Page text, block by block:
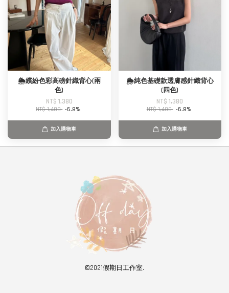
🌦️繽紛色彩高磅針織背心(兩
色)
NT$ 1,380
NT$ 1,480 -6.8%
加入購物車
🌦️純色基礎款透膚感針織背心
(四色)
NT$ 1,380
NT$ 1,480 -6.8%
加入購物車
©2021假期日工作室.